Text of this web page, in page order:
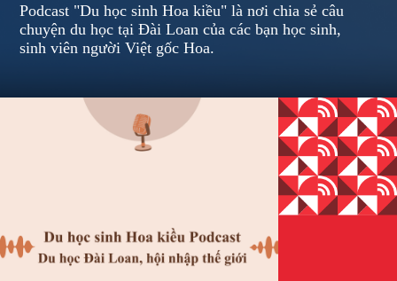
Podcast "Du học sinh Hoa kiều" là nơi chia sẻ câu
chuyện du học tại Đài Loan của các bạn học sinh,
sinh viên người Việt gốc Hoa.